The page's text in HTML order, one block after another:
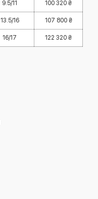
9.5/11 100 320 ₴
13.5/16 107 800 ₴
16/17 122 320 ₴